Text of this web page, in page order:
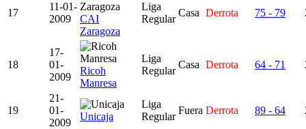
17
11-01-
2009
CAI
Zaragoza
Liga
Regular
Casa Derrota 75 - 79
18
17-
01-
2009
Ricoh
Manresa
Liga
Regular
Casa Derrota 64 - 71
19
21-
01-
2009
Unicaja
Liga
Regular
Fuera Derrota 89 - 64